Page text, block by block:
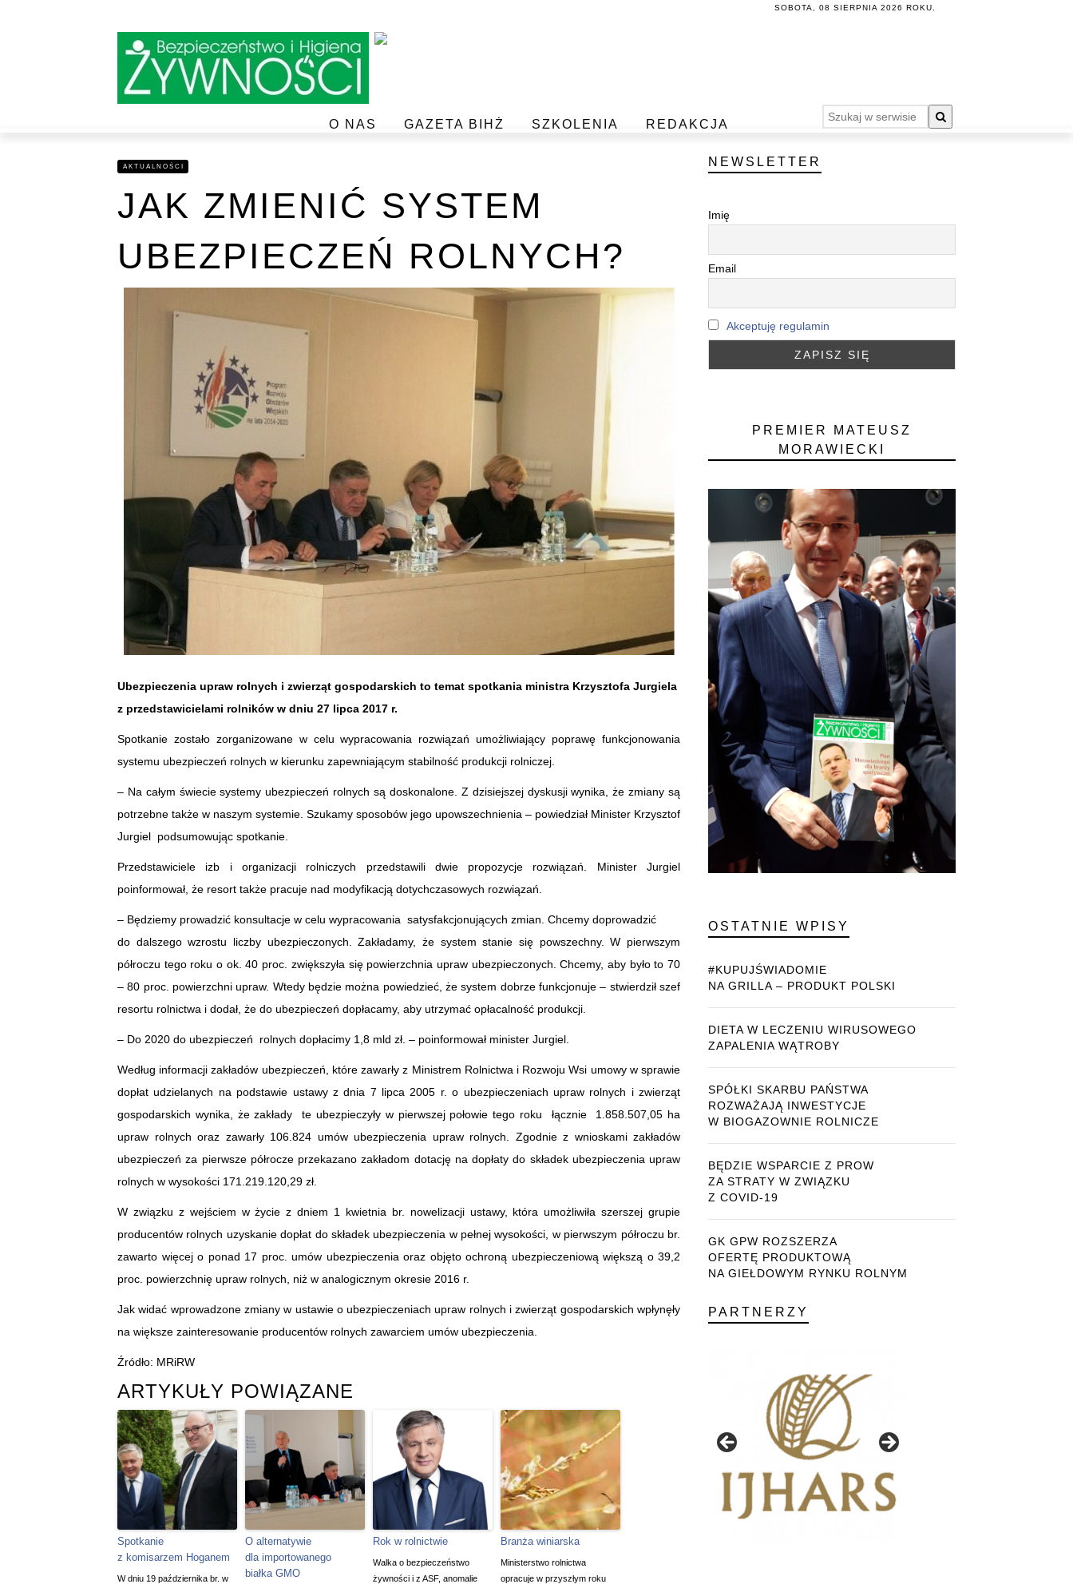
SOBOTA, 08 SIERPNIA 2026 ROKU.
O NAS GAZETA BIHŻ SZKOLENIA REDAKCJA
AKTUALNOŚCI
JAK ZMIENIĆ SYSTEM
UBEZPIECZEŃ ROLNYCH?
Ubezpieczenia upraw rolnych i zwierząt gospodarskich to temat spotkania ministra Krzysztofa Jurgiela
z przedstawicielami rolników w dniu 27 lipca 2017 r.
Spotkanie zostało zorganizowane w celu wypracowania rozwiązań umożliwiający poprawę funkcjonowania
systemu ubezpieczeń rolnych w kierunku zapewniającym stabilność produkcji rolniczej.
– Na całym świecie systemy ubezpieczeń rolnych są doskonalone. Z dzisiejszej dyskusji wynika, że zmiany są
potrzebne także w naszym systemie. Szukamy sposobów jego upowszechnienia – powiedział Minister Krzysztof
Jurgiel podsumowując spotkanie.
Przedstawiciele izb i organizacji rolniczych przedstawili dwie propozycje rozwiązań. Minister Jurgiel
poinformował, że resort także pracuje nad modyfikacją dotychczasowych rozwiązań.
– Będziemy prowadzić konsultacje w celu wypracowania satysfakcjonujących zmian. Chcemy doprowadzić
do dalszego wzrostu liczby ubezpieczonych. Zakładamy, że system stanie się powszechny. W pierwszym
półroczu tego roku o ok. 40 proc. zwiększyła się powierzchnia upraw ubezpieczonych. Chcemy, aby było to 70
– 80 proc. powierzchni upraw. Wtedy będzie można powiedzieć, że system dobrze funkcjonuje – stwierdził szef
resortu rolnictwa i dodał, że do ubezpieczeń dopłacamy, aby utrzymać opłacalność produkcji.
– Do 2020 do ubezpieczeń rolnych dopłacimy 1,8 mld zł. – poinformował minister Jurgiel.
Według informacji zakładów ubezpieczeń, które zawarły z Ministrem Rolnictwa i Rozwoju Wsi umowy w sprawie
dopłat udzielanych na podstawie ustawy z dnia 7 lipca 2005 r. o ubezpieczeniach upraw rolnych i zwierząt
gospodarskich wynika, że zakłady te ubezpieczyły w pierwszej połowie tego roku łącznie 1.858.507,05 ha
upraw rolnych oraz zawarły 106.824 umów ubezpieczenia upraw rolnych. Zgodnie z wnioskami zakładów
ubezpieczeń za pierwsze półrocze przekazano zakładom dotację na dopłaty do składek ubezpieczenia upraw
rolnych w wysokości 171.219.120,29 zł.
W związku z wejściem w życie z dniem 1 kwietnia br. nowelizacji ustawy, która umożliwiła szerszej grupie
producentów rolnych uzyskanie dopłat do składek ubezpieczenia w pełnej wysokości, w pierwszym półroczu br.
zawarto więcej o ponad 17 proc. umów ubezpieczenia oraz objęto ochroną ubezpieczeniową większą o 39,2
proc. powierzchnię upraw rolnych, niż w analogicznym okresie 2016 r.
Jak widać wprowadzone zmiany w ustawie o ubezpieczeniach upraw rolnych i zwierząt gospodarskich wpłynęły
na większe zainteresowanie producentów rolnych zawarciem umów ubezpieczenia.
Źródło: MRiRW
ARTYKUŁY POWIĄZANE
Spotkanie
z komisarzem Hoganem
W dniu 19 października br. w
O alternatywie
dla importowanego
białka GMO
Rok w rolnictwie
Walka o bezpieczeństwo
żywności i z ASF, anomalie
Branża winiarska
Ministerstwo rolnictwa
opracuje w przyszłym roku
NEWSLETTER
Imię
Email
Akceptuję regulamin
PREMIER MATEUSZ
MORAWIECKI
OSTATNIE WPISY
#KUPUJŚWIADOMIE
NA GRILLA – PRODUKT POLSKI
DIETA W LECZENIU WIRUSOWEGO
ZAPALENIA WĄTROBY
SPÓŁKI SKARBU PAŃSTWA
ROZWAŻAJĄ INWESTYCJE
W BIOGAZOWNIE ROLNICZE
BĘDZIE WSPARCIE Z PROW
ZA STRATY W ZWIĄZKU
Z COVID-19
GK GPW ROZSZERZA
OFERTĘ PRODUKTOWĄ
NA GIEŁDOWYM RYNKU ROLNYM
PARTNERZY